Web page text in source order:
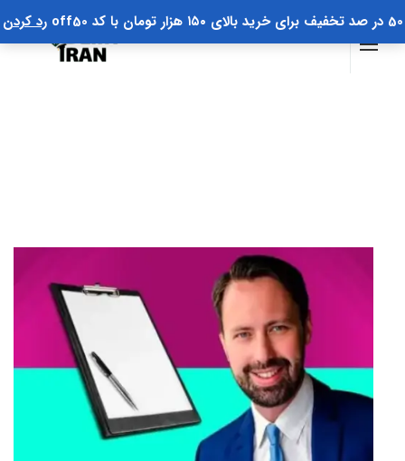
50 در صد تخفیف برای خرید بالای ۱۵۰ هزار تومان با کد off50 رد کردن